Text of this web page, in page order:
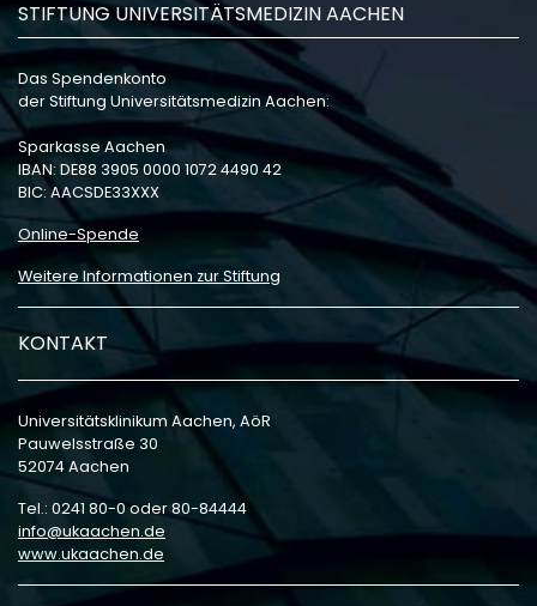
STIFTUNG UNIVERSITÄTSMEDIZIN AACHEN
Das Spendenkonto
der Stiftung Universitätsmedizin Aachen:
Sparkasse Aachen
IBAN: DE88 3905 0000 1072 4490 42
BIC: AACSDE33XXX
Online-Spende
Weitere Informationen zur Stiftung
KONTAKT
Universitätsklinikum Aachen, AöR
Pauwelsstraße 30
52074 Aachen
Tel.: 0241 80-0 oder 80-84444
info
ukaachen de
www.ukaachen.de